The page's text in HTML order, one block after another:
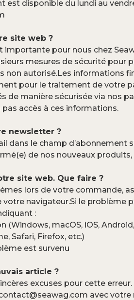
est disponible du lundi au
site web ?
importante pour nous chez
mesures de sécurité
non autorisé.Les informations
pour le traitement de votre
de manière sécurisée via nos
pas accès à ces informations.
newsletter ?
dans le champ d’abonnement
de nos nouveaux
site web. Que faire ?
lors de votre commande,
navigateur.Si le problème
:
(Windows, macOS, iOS,
Safari, Firefox, etc.)
est survenu
article ?
excuses pour cette erreur.
avec votre